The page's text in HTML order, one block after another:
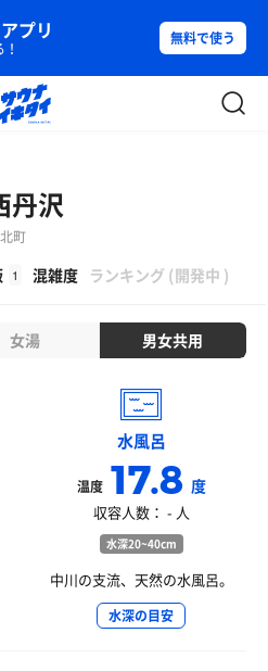
プリ 無料で使う
丹沢
町
1 混雑度 ランキング (開発中 )
女湯 男女共用
水風呂
温度17.8度
収容人数： - 人
水深20~40cm
中川の支流、天然の水風呂。
水深の目安